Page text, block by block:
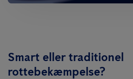
Smart eller traditionel
rottebekæmpelse?